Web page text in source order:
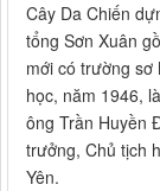
Cây Da Chiến
tổng Sơn Xuân
mới có trường sơ
học, năm 1946,
ông Trần Huyền
trưởng, Chủ tịch
Yên.